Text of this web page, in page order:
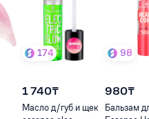
174
1 740₸
Масло д/губ и щек
98
980₸
Бальзам